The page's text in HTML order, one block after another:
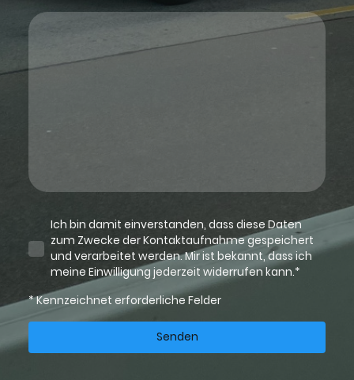
Ich bin damit einverstanden, dass diese Daten
zum Zwecke der Kontaktaufnahme gespeichert
und verarbeitet werden. Mir ist bekannt, dass ich
meine Einwilligung jederzeit widerrufen kann.*
* Kennzeichnet erforderliche Felder
Senden